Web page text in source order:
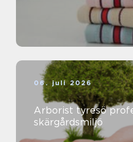
06. juli 2026
Arborist tyresö professionell trädvård i
skärgårdsmiljö